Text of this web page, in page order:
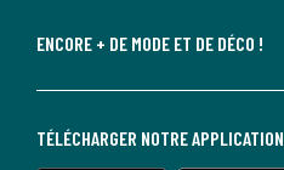
ENCORE + DE MODE ET DE DÉCO !
TÉLÉCHARGER NOTRE APPLICATION